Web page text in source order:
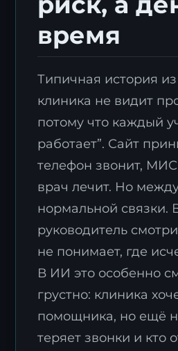
время
Типичная история из
клиника не видит
потому что каждый
работает”. Сайт
телефон звонит, МИС
врач лечит. Но
нормальной связки.
руководитель
не понимает, где
В ИИ это особенно
грустно: клиника
помощника, но ещё
теряет звонки и кто